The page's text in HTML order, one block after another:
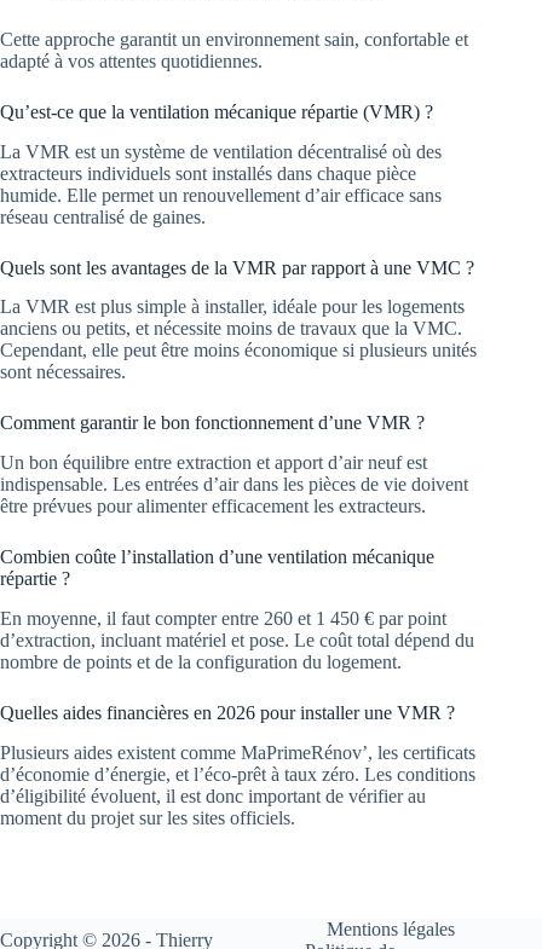
Cette approche garantit un environnement sain, confortable et
adapté à vos attentes quotidiennes.
Qu’est-ce que la ventilation mécanique répartie (VMR) ?
La VMR est un système de ventilation décentralisé où des
extracteurs individuels sont installés dans chaque pièce
humide. Elle permet un renouvellement d’air efficace sans
réseau centralisé de gaines.
Quels sont les avantages de la VMR par rapport à une VMC ?
La VMR est plus simple à installer, idéale pour les logements
anciens ou petits, et nécessite moins de travaux que la VMC.
Cependant, elle peut être moins économique si plusieurs unités
sont nécessaires.
Comment garantir le bon fonctionnement d’une VMR ?
Un bon équilibre entre extraction et apport d’air neuf est
indispensable. Les entrées d’air dans les pièces de vie doivent
être prévues pour alimenter efficacement les extracteurs.
Combien coûte l’installation d’une ventilation mécanique
répartie ?
En moyenne, il faut compter entre 260 et 1 450 € par point
d’extraction, incluant matériel et pose. Le coût total dépend du
nombre de points et de la configuration du logement.
Quelles aides financières en 2026 pour installer une VMR ?
Plusieurs aides existent comme MaPrimeRénov’, les certificats
d’économie d’énergie, et l’éco-prêt à taux zéro. Les conditions
d’éligibilité évoluent, il est donc important de vérifier au
moment du projet sur les sites officiels.
Copyright © 2026 - Thierry
Mentions légales